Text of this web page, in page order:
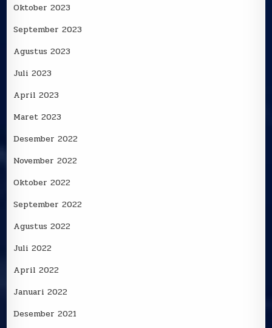
Oktober 2023
September 2023
Agustus 2023
Juli 2023
April 2023
Maret 2023
Desember 2022
November 2022
Oktober 2022
September 2022
Agustus 2022
Juli 2022
April 2022
Januari 2022
Desember 2021